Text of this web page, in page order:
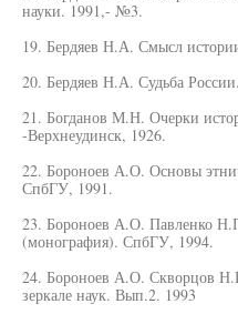
науки. 1991,- №3.
19. Бердяев Н.А. Смысл
20. Бердяев Н.А. Судьба
21. Богданов М.Н. Очерки
-Верхнеудинск, 1926.
22. Бороноев А.О. Основы
СпбГУ, 1991.
23. Бороноев А.О. Павленко
(монография). СпбГУ, 1994.
24. Бороноев А.О. Скворцов
зеркале наук. Вып.2. 1993